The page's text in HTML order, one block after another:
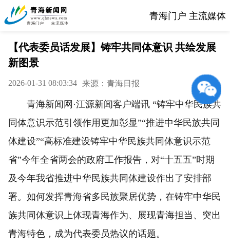
青海门户 主流媒体
【代表委员话发展】铸牢共同体意识 共绘发展
新图景
2026-01-31 08:03:34 来源：青海日报
青海新闻网·江源新闻客户端讯 “铸牢中华民族共
同体意识示范引领作用更加彰显”“推进中华民族共同
体建设”“高标准建设铸牢中华民族共同体意识示范
省”今年全省两会的政府工作报告，对“十五五”时期
及今年我省推进中华民族共同体建设作出了安排部
署。如何发挥青海省多民族聚居优势，在铸牢中华民
族共同体意识上体现青海作为、展现青海担当、突出
青海特色，成为代表委员热议的话题。